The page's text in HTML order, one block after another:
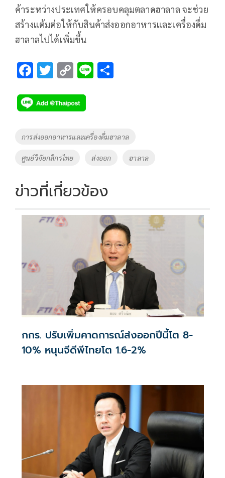
ค้าระหว่างประเทศให้ครอบคลุมตลาดฮาลาล จะช่วย
สร้างแต้มต่อให้กับสินค้าส่งออกอาหารและเครื่องดื่ม
ฮาลาลไปได้เพิ่มขึ้น
F
e
b
o
o
k
T
tt
er
C
p
y
Li
Li
Tags
การส่งออกอาหารและเครื่องดื่มฮาลาล
ศูนย์วิจัยกสิกรไทย ส่งออก ฮาลาล
ข่าวที่เกี่ยวข้อง
กกร. ปรับเพิ่มคาดการณ์ส่งออกปีนี้โต 8-
10% หนุนจีดีพีไทยโต 1.6-2%